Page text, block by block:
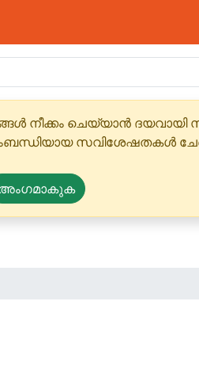
നീക്കം ചെയ്യാൻ
സവിശേഷതകൾ